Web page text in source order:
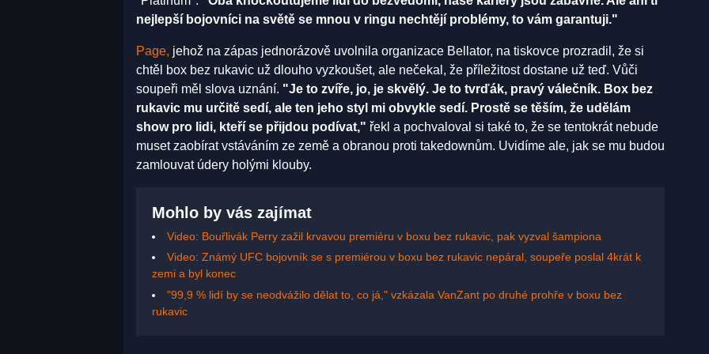
nejlepší bojovníci na světě se mnou v ringu nechtějí problémy, to vám garantuji."
Page, jehož na zápas jednorázově uvolnila organizace Bellator, na tiskovce prozradil, že si
chtěl box bez rukavic už dlouho vyzkoušet, ale nečekal, že příležitost dostane už teď. Vůči
soupeři měl slova uznání. "Je to zvíře, jo, je skvělý. Je to tvrďák, pravý válečník. Box bez
rukavic mu určitě sedí, ale ten jeho styl mi obvykle sedí. Prostě se těším, že udělám
show pro lidi, kteří se přijdou podívat," řekl a pochvaloval si také to, že se tentokrát nebude
muset zaobírat vstáváním ze země a obranou proti takedownům. Uvidíme ale, jak se mu budou
zamlouvat údery holými klouby.
Mohlo by vás zajímat
Video: Bouřlivák Perry zažil krvavou premiéru v boxu bez rukavic, pak vyzval šampiona
Video: Známý UFC bojovník se s premiérou v boxu bez rukavic nepáral, soupeře poslal 4krát k
zemi a byl konec
"99,9 % lidí by se neodvážilo dělat to, co já," vzkázala VanZant po druhé prohře v boxu bez
rukavic